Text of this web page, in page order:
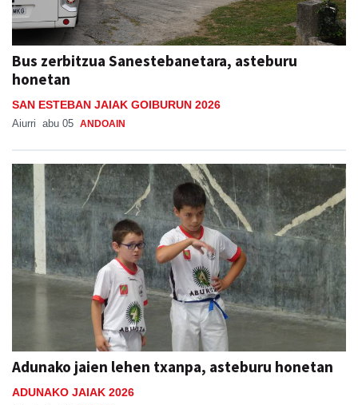
Bus zerbitzua Sanestebanetara, asteburu
honetan
SAN ESTEBAN JAIAK GOIBURUN 2026
Aiurri abu 05 ANDOAIN
Adunako jaien lehen txanpa, asteburu honetan
ADUNAKO JAIAK 2026